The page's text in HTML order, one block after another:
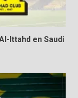
Ittahd en Saudi